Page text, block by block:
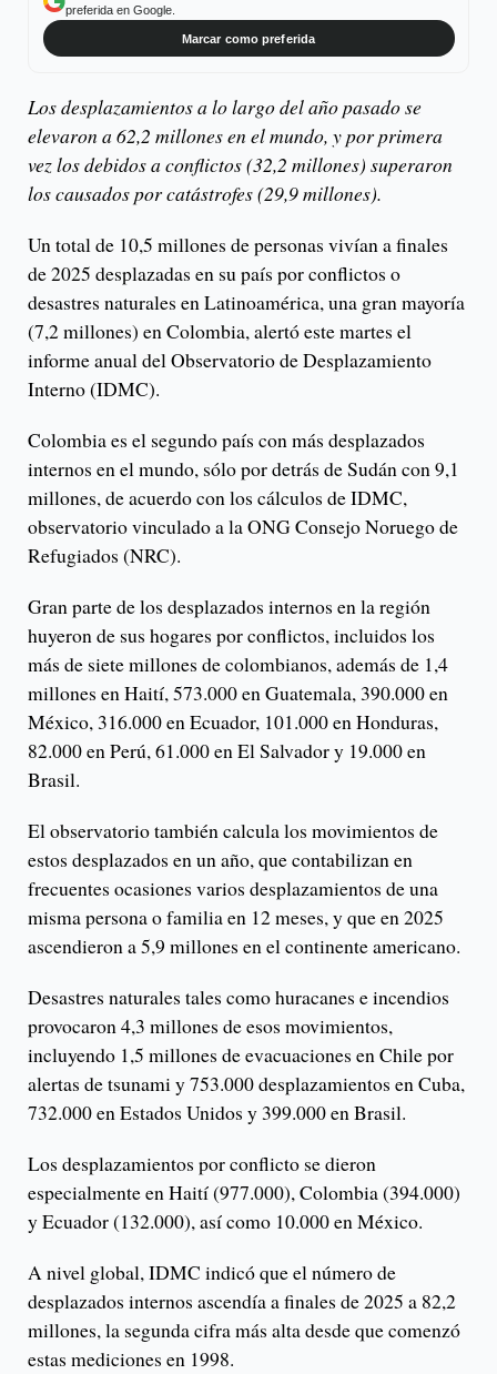
preferida en Google.
Marcar como preferida
Los desplazamientos a lo largo del año pasado se
elevaron a 62,2 millones en el mundo, y por primera
vez los debidos a conflictos (32,2 millones) superaron
los causados por catástrofes (29,9 millones).
Un total de 10,5 millones de personas vivían a finales
de 2025 desplazadas en su país por conflictos o
desastres naturales en Latinoamérica, una gran mayoría
(7,2 millones) en Colombia, alertó este martes el
informe anual del Observatorio de Desplazamiento
Interno (IDMC).
Colombia es el segundo país con más desplazados
internos en el mundo, sólo por detrás de Sudán con 9,1
millones, de acuerdo con los cálculos de IDMC,
observatorio vinculado a la ONG Consejo Noruego de
Refugiados (NRC).
Gran parte de los desplazados internos en la región
huyeron de sus hogares por conflictos, incluidos los
más de siete millones de colombianos, además de 1,4
millones en Haití, 573.000 en Guatemala, 390.000 en
México, 316.000 en Ecuador, 101.000 en Honduras,
82.000 en Perú, 61.000 en El Salvador y 19.000 en
Brasil.
El observatorio también calcula los movimientos de
estos desplazados en un año, que contabilizan en
frecuentes ocasiones varios desplazamientos de una
misma persona o familia en 12 meses, y que en 2025
ascendieron a 5,9 millones en el continente americano.
Desastres naturales tales como huracanes e incendios
provocaron 4,3 millones de esos movimientos,
incluyendo 1,5 millones de evacuaciones en Chile por
alertas de tsunami y 753.000 desplazamientos en Cuba,
732.000 en Estados Unidos y 399.000 en Brasil.
Los desplazamientos por conflicto se dieron
especialmente en Haití (977.000), Colombia (394.000)
y Ecuador (132.000), así como 10.000 en México.
A nivel global, IDMC indicó que el número de
desplazados internos ascendía a finales de 2025 a 82,2
millones, la segunda cifra más alta desde que comenzó
estas mediciones en 1998.